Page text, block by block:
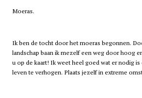
Moeras.
Ik ben de tocht door het moeras begonnen.
landschap baan ik mezelf een weg door hoog
u op de kaart! Ik weet heel goed wat er nodig
leven te verhogen. Plaats jezelf in extreme